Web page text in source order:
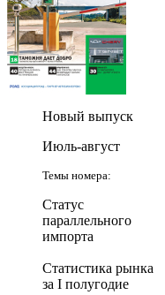
Новый выпуск
Июль-август
Темы номера:
Статус
параллельного
импорта
Статистика рынка
за I полугодие